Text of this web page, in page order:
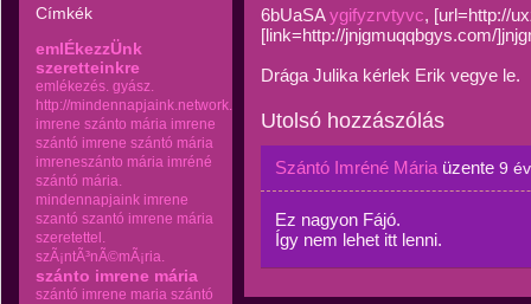
Címkék
emlÉkezzÜnk
szeretteinkre
emlékezés. gyász.
http://mindennapjaink.network.hu
imrene szánto mária imrene
szántó imrene szántó mária
imreneszánto mária imréné
szántó mária.
mindennapjaink imrene
szantó szantó imrene mária
szeretettel.
szÃ¡ntÃ³nÃ©mÃ¡ria.
szánto imrene mária
szántó imrene maria szántó
6bUaSAygifyzrvtyvc, [url=http://
[link=http://jnjgmuqqbgys.com/
Drága Julika kérlek Erik vegye le.
Utolsó hozzászólás
Szántó Imréné Mária üzente 9
Ez nagyon Fájó.
Így nem lehet itt lenni.